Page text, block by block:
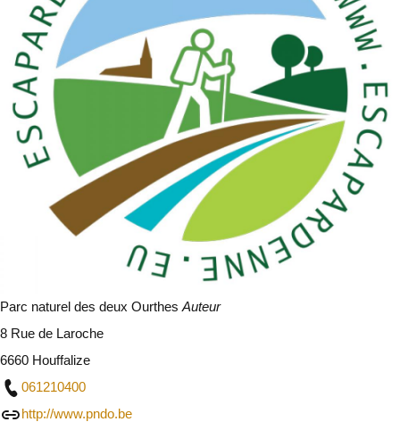
Parc naturel des deux Ourthes Auteur
8 Rue de Laroche
6660 Houffalize
061210400
http://www.pndo.be